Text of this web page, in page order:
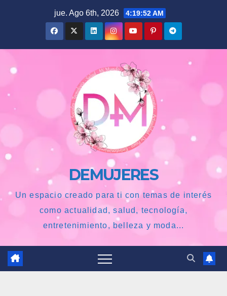
jue. Ago 6th, 2026 4:19:53 AM
DEMUJERES
Un espacio creado para ti con temas de interés
como actualidad, salud, tecnología,
entretenimiento, belleza y moda...